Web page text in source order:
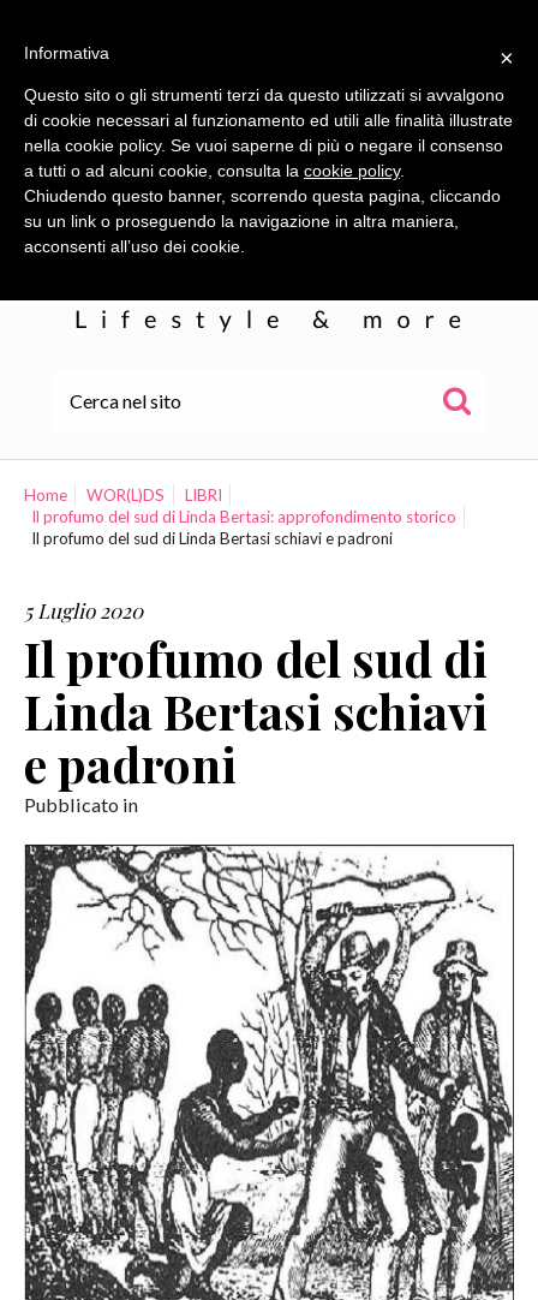
WOR(L)DS
COLLABORAZIONI
CONTATTI
Home WOR(L)DS
LIBRI
Il profumo del sud di Linda Bertasi: approfondimento storico
Il profumo del sud di Linda Bertasi schiavi e padroni
5 Luglio 2020
Il profumo del sud di
Linda Bertasi schiavi
e padroni
Pubblicato in
×
Informativa
Questo sito o gli strumenti terzi da questo utilizzati si avvalgono
di cookie necessari al funzionamento ed utili alle finalità illustrate
nella cookie policy. Se vuoi saperne di più o negare il consenso
a tutti o ad alcuni cookie, consulta la cookie policy.
Chiudendo questo banner, scorrendo questa pagina, cliccando
su un link o proseguendo la navigazione in altra maniera,
acconsenti all’uso dei cookie.